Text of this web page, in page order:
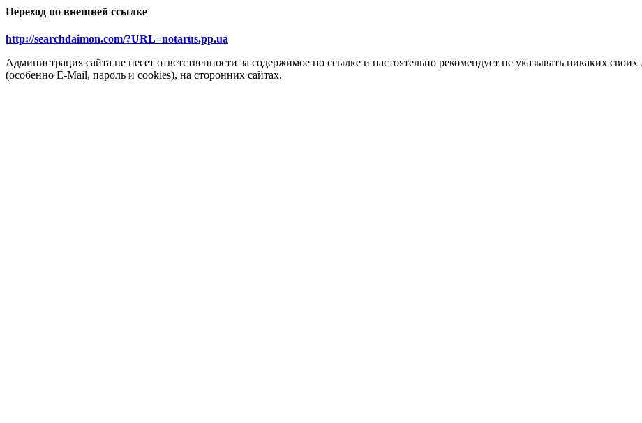
Переход по внешней ссылке
http://searchdaimon.com/?URL=notarus.pp.ua
Администрация сайта не несет ответственности за содержимое по ссылке и настоятельно рекомендует не указывать никаких
(особенно E-Mail, пароль и cookies), на сторонних сайтах.